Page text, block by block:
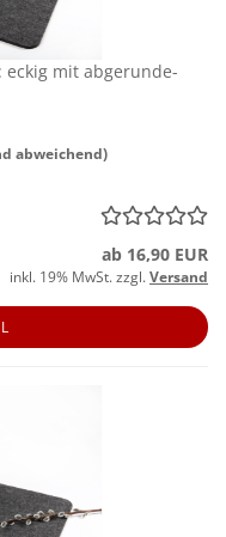
eckig mit ab­ge­run­de­
abweichend)
ab 16,90 EUR
inkl. 19% MwSt. zzgl.Versand